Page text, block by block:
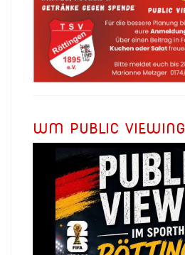
WM PUBLIC VIEWING